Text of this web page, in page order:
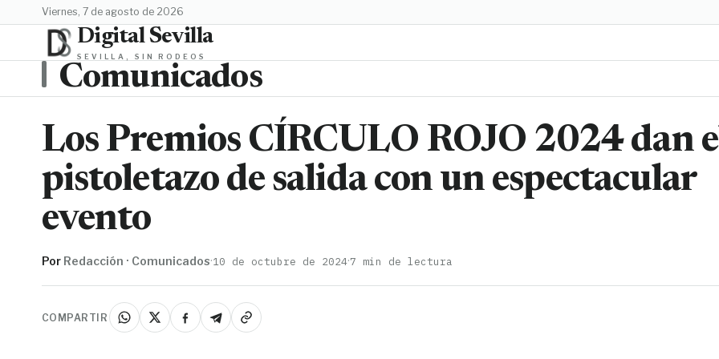
viernes, 7 de agosto de 2026
Digital Sevilla
SEVILLA, SIN RODEOS
Comunicados
Los Premios CÍRCULO ROJO 2024 dan
pistoletazo de salida con un espectacular
evento
Por Redacción · Comunicados·10 de octubre de 2024·7 min de lectura
COMPARTIR